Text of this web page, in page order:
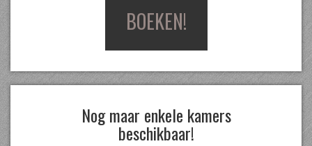
BOEKEN!
Nog maar enkele kamers
beschikbaar!